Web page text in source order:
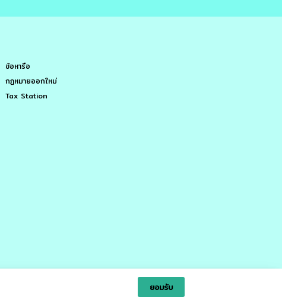
Ltd. ยอมรับ